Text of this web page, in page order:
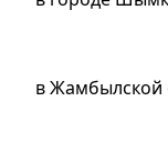
в Жамбылской